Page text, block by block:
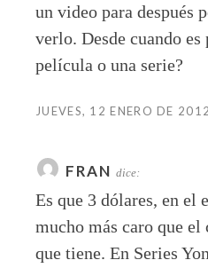
un video para después
verlo. Desde cuando
película o una serie?
JUEVES, 12 ENERO DE
FRAN dice:
Es que 3 dólares, en el
mucho más caro que el
que tiene. En Series